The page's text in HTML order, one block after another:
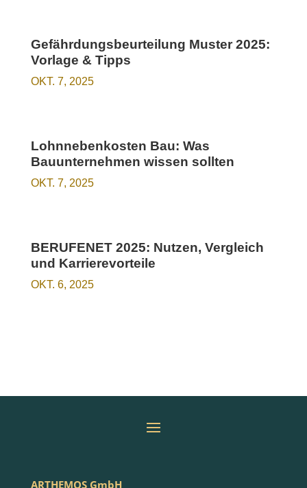
Gefährdungsbeurteilung Muster 2025:
Vorlage & Tipps
OKT. 7, 2025
Lohnnebenkosten Bau: Was
Bauunternehmen wissen sollten
OKT. 7, 2025
BERUFENET 2025: Nutzen, Vergleich
und Karrierevorteile
OKT. 6, 2025
ARTHEMOS GmbH